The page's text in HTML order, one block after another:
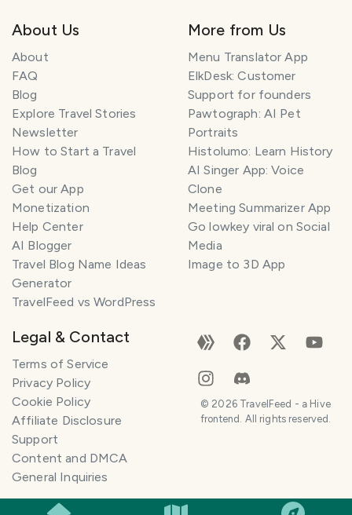
SMILES
About Us
About
FAQ
Blog
Explore Travel Stories
Newsletter
How to Start a Travel
Blog
Get our App
Monetization
Help Center
AI Blogger
Travel Blog Name Ideas
Generator
TravelFeed vs WordPress
More from Us
Menu Translator App
ElkDesk: Customer
Support for founders
Pawtograph: AI Pet
Portraits
Histolumo: Learn History
AI Singer App: Voice
Clone
Meeting Summarizer App
Go lowkey viral on Social
Media
Image to 3D App
Legal & Contact
Terms of Service
Privacy Policy
Cookie Policy
Affiliate Disclosure
Support
Content and DMCA
General Inquiries
© 2026TravelFeed - a Hive
frontend. All rights reserved.